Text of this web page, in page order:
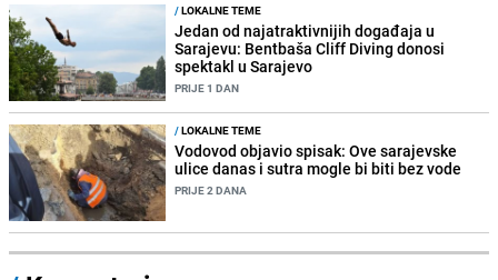
/LOKALNE TEME
Jedan od najatraktivnijih događaja u
Sarajevu: Bentbaša Cliff Diving donosi
spektakl u Sarajevo
PRIJE 1 DAN
/LOKALNE TEME
Vodovod objavio spisak: Ove sarajevske
ulice danas i sutra mogle bi biti bez vode
PRIJE 2 DANA